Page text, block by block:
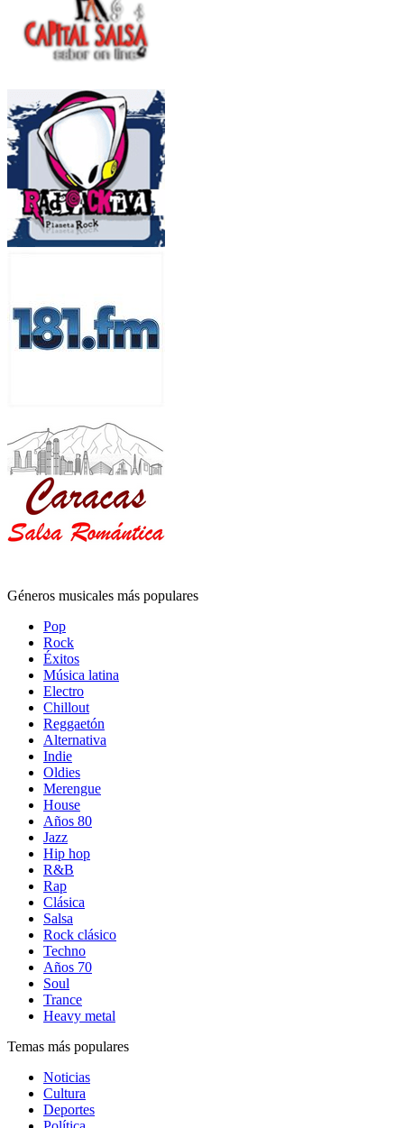
Géneros musicales más populares
Pop
Rock
Éxitos
Música latina
Electro
Chillout
Reggaetón
Alternativa
Indie
Oldies
Merengue
House
Años 80
Jazz
Hip hop
R&B
Rap
Clásica
Salsa
Rock clásico
Techno
Años 70
Soul
Trance
Heavy metal
Temas más populares
Noticias
Cultura
Deportes